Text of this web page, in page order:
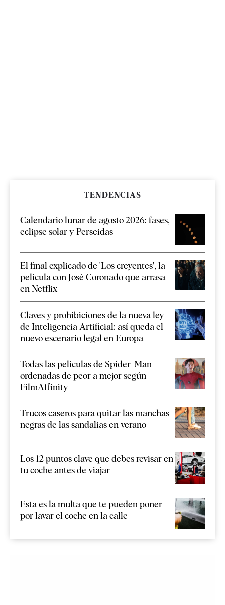
TENDENCIAS
Calendario lunar de agosto 2026: fases,
eclipse solar y Perseidas
El final explicado de 'Los creyentes', la
película con José Coronado que arrasa
en Netflix
Claves y prohibiciones de la nueva ley
de Inteligencia Artificial: así queda el
nuevo escenario legal en Europa
Todas las películas de Spider-Man
ordenadas de peor a mejor según
FilmAffinity
Trucos caseros para quitar las manchas
negras de las sandalias en verano
Los 12 puntos clave que debes revisar en
tu coche antes de viajar
Esta es la multa que te pueden poner
por lavar el coche en la calle